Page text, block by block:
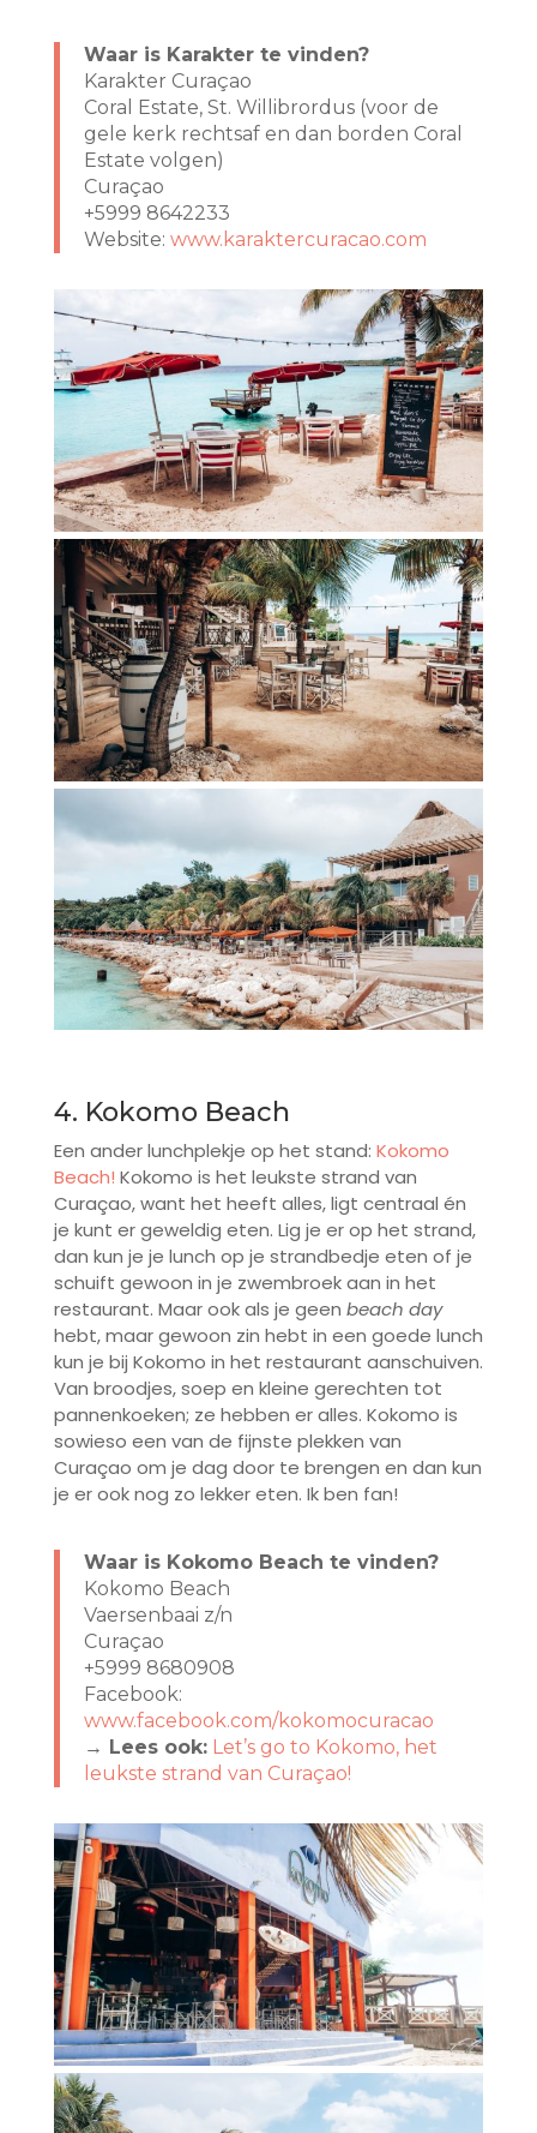
Waar is Karakter te vinden?
Karakter Curaçao
Coral Estate, St. Willibrordus (voor de
gele kerk rechtsaf en dan borden Coral
Estate volgen)
Curaçao
+5999 8642233
Website: www.karaktercuracao.com
4. Kokomo Beach
Een ander lunchplekje op het stand: Kokomo
Beach! Kokomo is het leukste strand van
Curaçao, want het heeft alles, ligt centraal én
je kunt er geweldig eten. Lig je er op het strand,
dan kun je je lunch op je strandbedje eten of je
schuift gewoon in je zwembroek aan in het
restaurant. Maar ook als je geen beach day
hebt, maar gewoon zin hebt in een goede lunch
kun je bij Kokomo in het restaurant aanschuiven.
Van broodjes, soep en kleine gerechten tot
pannenkoeken; ze hebben er alles. Kokomo is
sowieso een van de fijnste plekken van
Curaçao om je dag door te brengen en dan kun
je er ook nog zo lekker eten. Ik ben fan!
Waar is Kokomo Beach te vinden?
Kokomo Beach
Vaersenbaai z/n
Curaçao
+5999 8680908
Facebook:
www.facebook.com/kokomocuracao
→ Lees ook: Let’s go to Kokomo, het
leukste strand van Curaçao!